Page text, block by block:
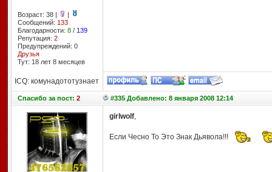
Возраст: 38 |
|
Сообщений: 133
Благодарности: 8/ 139
Репутация: 2
Предупреждений: 0
Друзья
Тут: 18 лет 8 месяцев
ICQ: комунадототузнает
Спасибоза пост: 2 #335 Добавлено: 8 января 2008 12:14
girlwolf,
Если Чесно То Это Знак Дьявола!!!